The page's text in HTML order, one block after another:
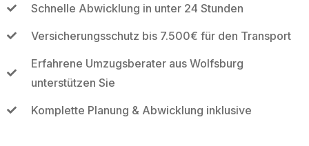
Schnelle Abwicklung in unter 24 Stunden
Versicherungsschutz bis 7.500€ für den Transport
Erfahrene Umzugsberater aus Wolfsburg
unterstützen Sie
Komplette Planung & Abwicklung inklusive